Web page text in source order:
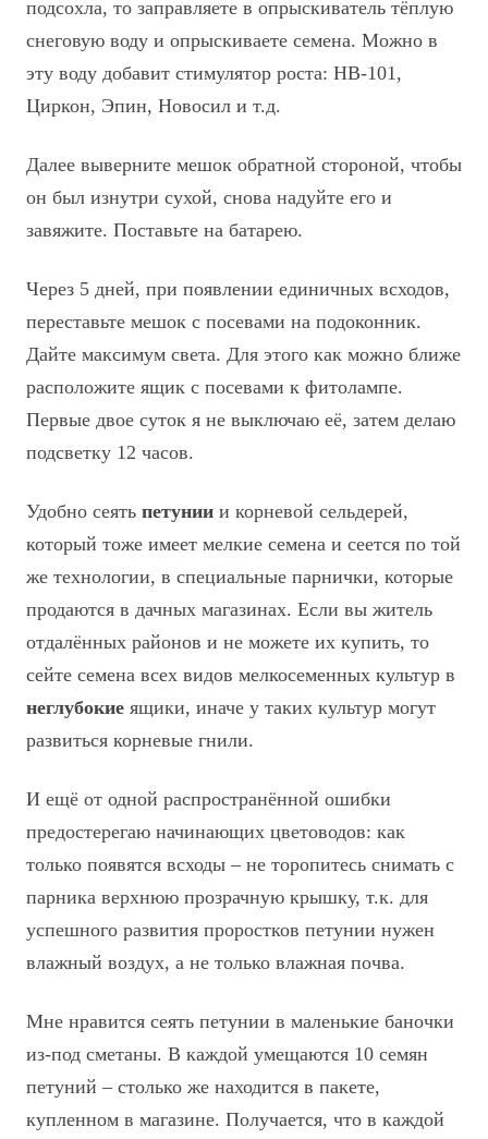
подсохла, то заправляете в опрыскиватель тёплую
снеговую воду и опрыскиваете семена. Можно в
эту воду добавит стимулятор роста: НВ-101,
Циркон, Эпин, Новосил и т.д.
Далее выверните мешок обратной стороной, чтобы
он был изнутри сухой, снова надуйте его и
завяжите. Поставьте на батарею.
Через 5 дней, при появлении единичных всходов,
переставьте мешок с посевами на подоконник.
Дайте максимум света. Для этого как можно ближе
расположите ящик с посевами к фитолампе.
Первые двое суток я не выключаю её, затем делаю
подсветку 12 часов.
Удобно сеять петунии и корневой сельдерей,
который тоже имеет мелкие семена и сеется по той
же технологии, в специальные парнички, которые
продаются в дачных магазинах. Если вы житель
отдалённых районов и не можете их купить, то
сейте семена всех видов мелкосеменных культур в
неглубокие ящики, иначе у таких культур могут
развиться корневые гнили.
И ещё от одной распространённой ошибки
предостерегаю начинающих цветоводов: как
только появятся всходы – не торопитесь снимать с
парника верхнюю прозрачную крышку, т.к. для
успешного развития проростков петунии нужен
влажный воздух, а не только влажная почва.
Мне нравится сеять петунии в маленькие баночки
из-под сметаны. В каждой умещаются 10 семян
петуний – столько же находится в пакете,
купленном в магазине. Получается, что в каждой